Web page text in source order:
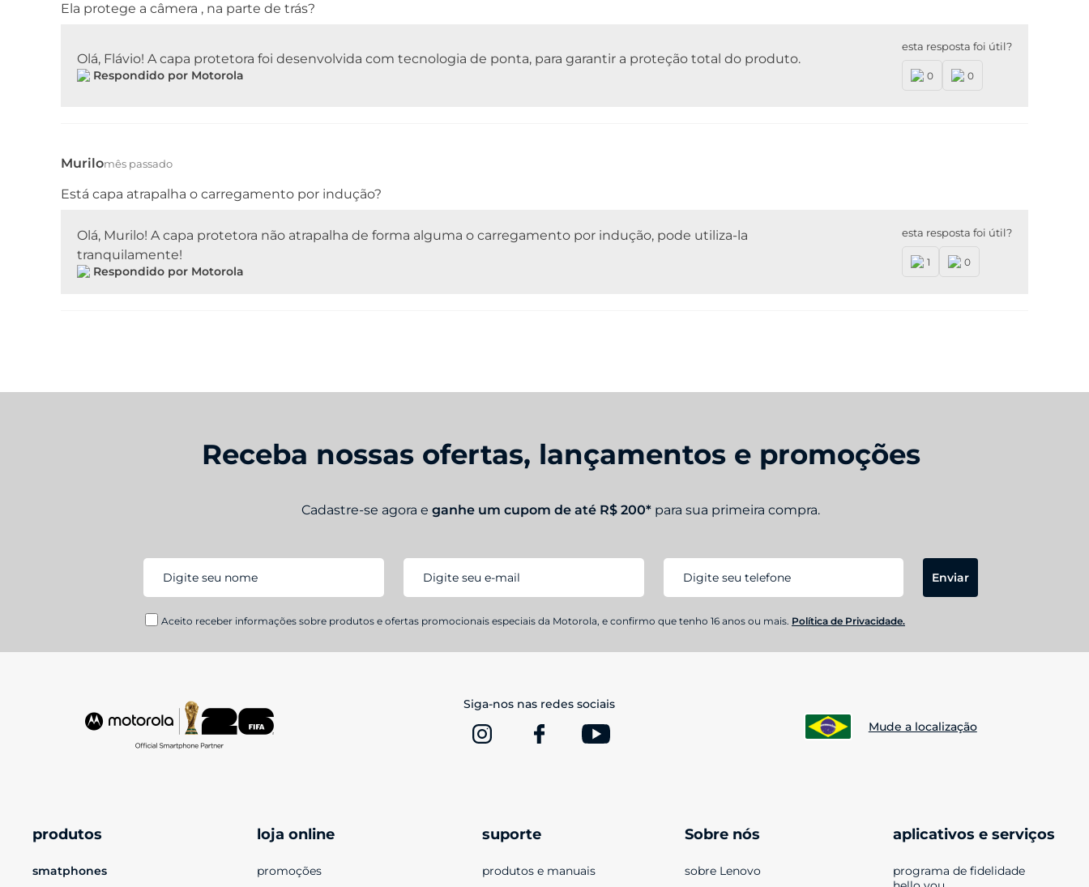
Ela protege a câmera , na parte de trás?
Olá, Flávio! A capa protetora foi desenvolvida com tecnologia de ponta, para garantir a proteção total do produto.
Respondido por Motorola
esta resposta foi útil?
0 0
Murilomês passado
Está capa atrapalha o carregamento por indução?
Olá, Murilo! A capa protetora não atrapalha de forma alguma o carregamento por indução, pode utiliza-la
tranquilamente!
Respondido por Motorola
esta resposta foi útil?
1 0
Receba nossas ofertas, lançamentos e promoções
Cadastre-se agora e ganhe um cupom de até R$ 200* para sua primeira compra.
Enviar
Aceito receber informações sobre produtos e ofertas promocionais especiais da Motorola, e confirmo que tenho 16 anos ou mais. Política de Privacidade.
Siga-nos nas redes sociais
Mude a localização
produtos
smatphones
loja online
promoções
suporte
produtos e manuais
Sobre nós
sobre Lenovo
aplicativos e serviços
programa de fidelidade